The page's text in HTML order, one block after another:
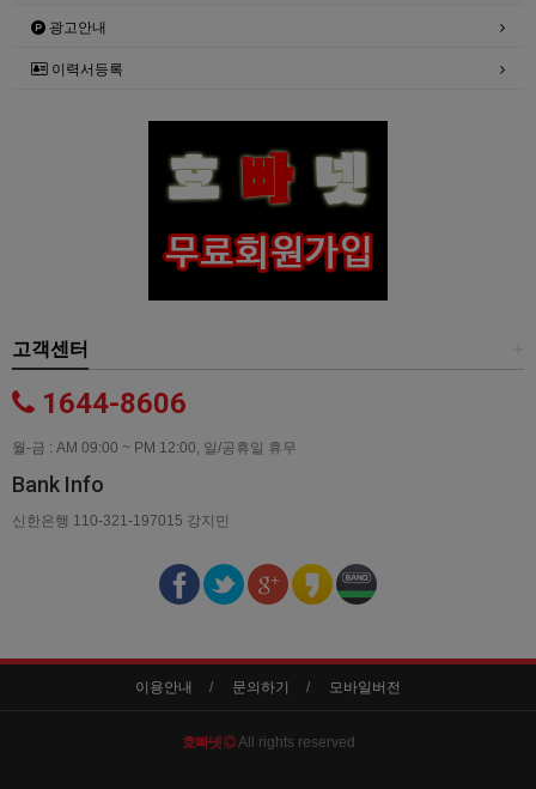
광고안내
이력서등록
고객센터
1644-8606
월-금 : AM 09:00 ~ PM 12:00, 일/공휴일 휴무
Bank Info
신한은행 110-321-197015 강지민
이용안내 문의하기 모바일버전
호빠넷 All rights reserved